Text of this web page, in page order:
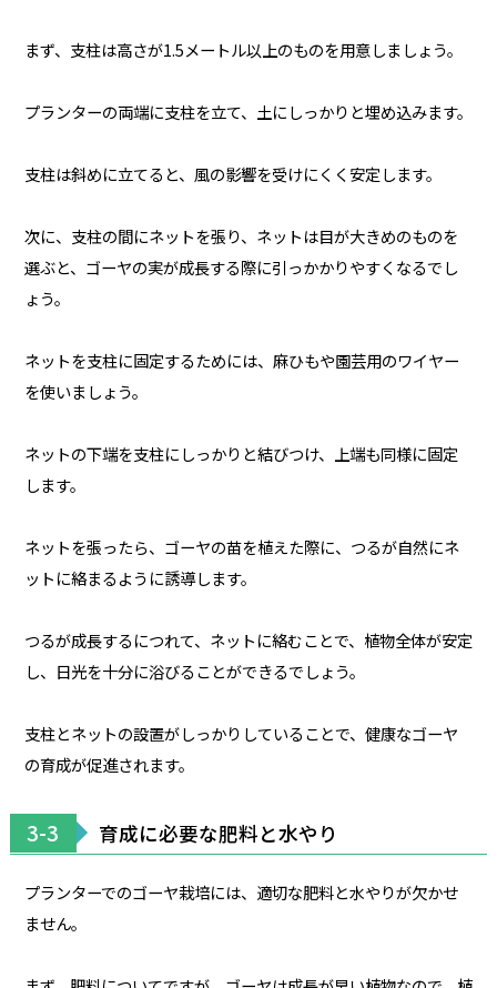
まず、支柱は高さが1.5メートル以上のものを用意しましょう。
プランターの両端に支柱を立て、土にしっかりと埋め込みます。
支柱は斜めに立てると、風の影響を受けにくく安定します。
次に、支柱の間にネットを張り、ネットは目が大きめのものを
選ぶと、ゴーヤの実が成長する際に引っかかりやすくなるでし
ょう。
ネットを支柱に固定するためには、麻ひもや園芸用のワイヤー
を使いましょう。
ネットの下端を支柱にしっかりと結びつけ、上端も同様に固定
します。
ネットを張ったら、ゴーヤの苗を植えた際に、つるが自然にネ
ットに絡まるように誘導します。
つるが成長するにつれて、ネットに絡むことで、植物全体が安定
し、日光を十分に浴びることができるでしょう。
支柱とネットの設置がしっかりしていることで、健康なゴーヤ
の育成が促進されます。
3-3 育成に必要な肥料と水やり
プランターでのゴーヤ栽培には、適切な肥料と水やりが欠かせ
ません。